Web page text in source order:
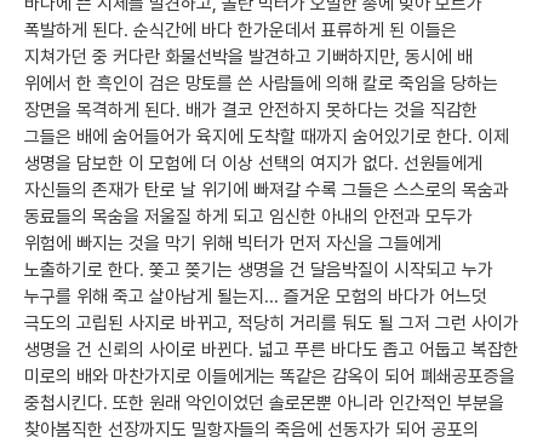
폭발하게 된다. 순식간에 바다 한가운데서 표류하게 된 이들은
지쳐가던 중 커다란 화물선박을 발견하고 기뻐하지만, 동시에 배
위에서 한 흑인이 검은 망토를 쓴 사람들에 의해 칼로 죽임을 당하는
장면을 목격하게 된다. 배가 결코 안전하지 못하다는 것을 직감한
그들은 배에 숨어들어가 육지에 도착할 때까지 숨어있기로 한다. 이제
생명을 담보한 이 모험에 더 이상 선택의 여지가 없다. 선원들에게
자신들의 존재가 탄로 날 위기에 빠져갈 수록 그들은 스스로의 목숨과
동료들의 목숨을 저울질 하게 되고 임신한 아내의 안전과 모두가
위험에 빠지는 것을 막기 위해 빅터가 먼저 자신을 그들에게
노출하기로 한다. 쫓고 쫒기는 생명을 건 달음박질이 시작되고 누가
누구를 위해 죽고 살아남게 될는지... 즐거운 모험의 바다가 어느덧
극도의 고립된 사지로 바뀌고, 적당히 거리를 둬도 될 그저 그런 사이가
생명을 건 신뢰의 사이로 바뀐다. 넓고 푸른 바다도 좁고 어둡고 복잡한
미로의 배와 마찬가지로 이들에게는 똑같은 감옥이 되어 폐쇄공포증을
중첩시킨다. 또한 원래 악인이었던 솔로몬뿐 아니라 인간적인 부분을
찾아봄직한 선장까지도 밀항자들의 죽음에 선동자가 되어 공포의